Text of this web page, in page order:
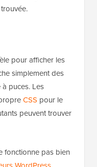
pour afficher les
simplement des
puces. Les
CSS pour le
peuvent trouver
fonctionne pas bien